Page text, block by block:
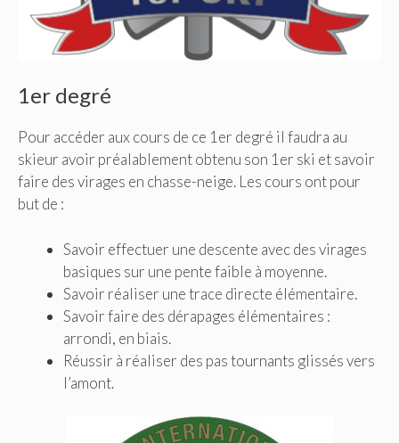
1er degré
Pour accéder aux cours de ce 1er degré il faudra au
skieur avoir préalablement obtenu son 1er ski et savoir
faire des virages en chasse-neige. Les cours ont pour
but de :
Savoir effectuer une descente avec des virages
basiques sur une pente faible à moyenne.
Savoir réaliser une trace directe élémentaire.
Savoir faire des dérapages élémentaires :
arrondi, en biais.
Réussir à réaliser des pas tournants glissés vers
l’amont.